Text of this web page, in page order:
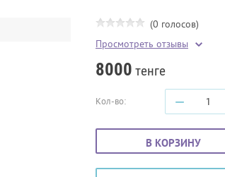
(0 голосов)
Просмотреть отзывы
8000 тенге
Кол-во: −
В КОРЗИНУ